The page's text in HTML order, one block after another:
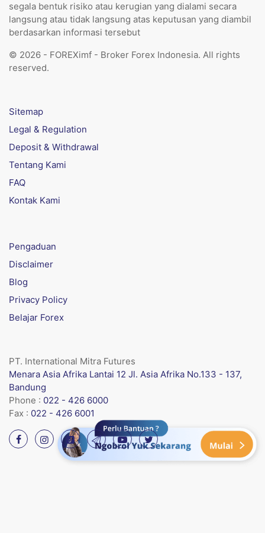
segala bentuk risiko atau kerugian yang dialami secara
langsung atau tidak langsung atas keputusan yang diambil
berdasarkan informasi tersebut
© 2026 - FOREXimf - Broker Forex Indonesia. All rights
reserved.
Sitemap
Legal & Regulation
Deposit & Withdrawal
Tentang Kami
FAQ
Kontak Kami
Pengaduan
Disclaimer
Blog
Privacy Policy
Belajar Forex
PT. International Mitra Futures
Menara Asia Afrika Lantai 12 Jl. Asia Afrika No.133 - 137,
Bandung
Phone : 022 - 426 6000
Fax : 022 - 426 6001